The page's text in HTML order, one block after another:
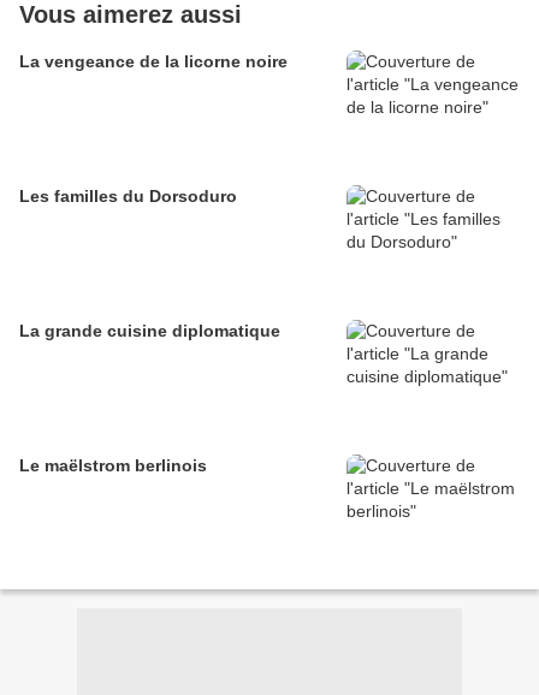
Vous aimerez aussi
La vengeance de la licorne noire
Les familles du Dorsoduro
La grande cuisine diplomatique
Le maëlstrom berlinois